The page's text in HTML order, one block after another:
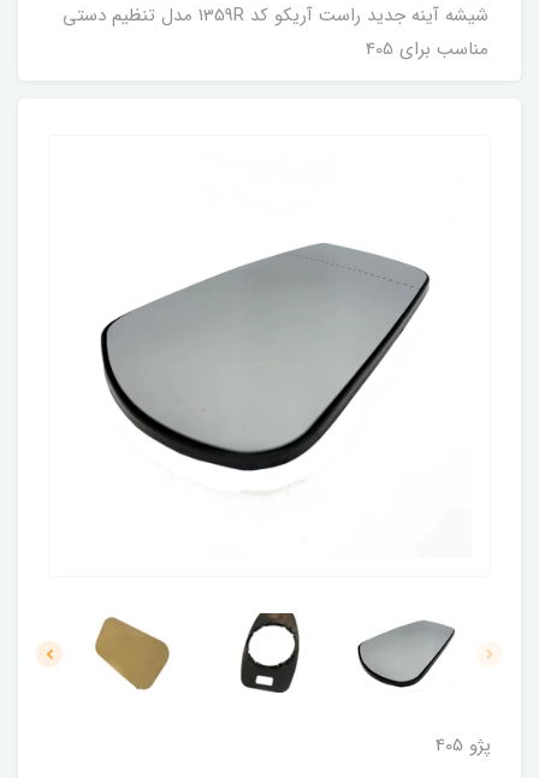
شیشه آینه جدید راست آریکو کد 1359R مدل تنظیم دستی
مناسب برای 405
پژو 405